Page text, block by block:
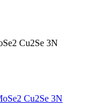
Cu2Se 3N